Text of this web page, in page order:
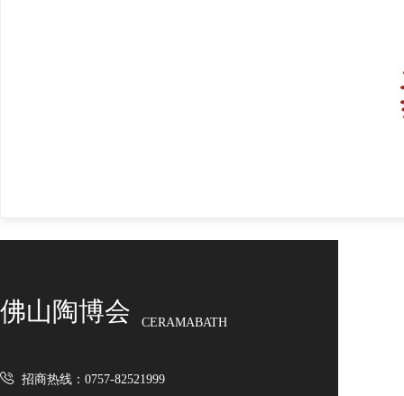
佛山陶博会 CERAMABATH
招商热线：0757-82521999